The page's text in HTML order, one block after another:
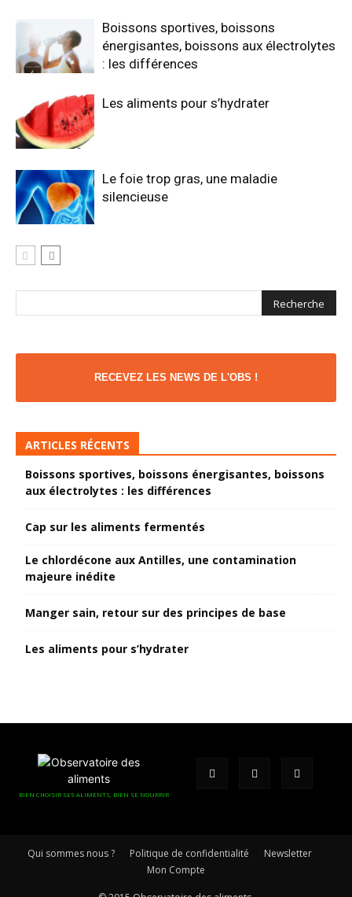
Boissons sportives, boissons
énergisantes, boissons aux électrolytes
: les différences
Les aliments pour s’hydrater
Le foie trop gras, une maladie
silencieuse
RECEVEZ LES NEWS DE L'OBS !
ARTICLES RÉCENTS
Boissons sportives, boissons énergisantes, boissons
aux électrolytes : les différences
Cap sur les aliments fermentés
Le chlordécone aux Antilles, une contamination
majeure inédite
Manger sain, retour sur des principes de base
Les aliments pour s’hydrater
BIEN CHOISIR SES ALIMENTS, BIEN SE NOURRIR
Qui sommes nous ? Politique de confidentialité
Newsletter
Mon Compte